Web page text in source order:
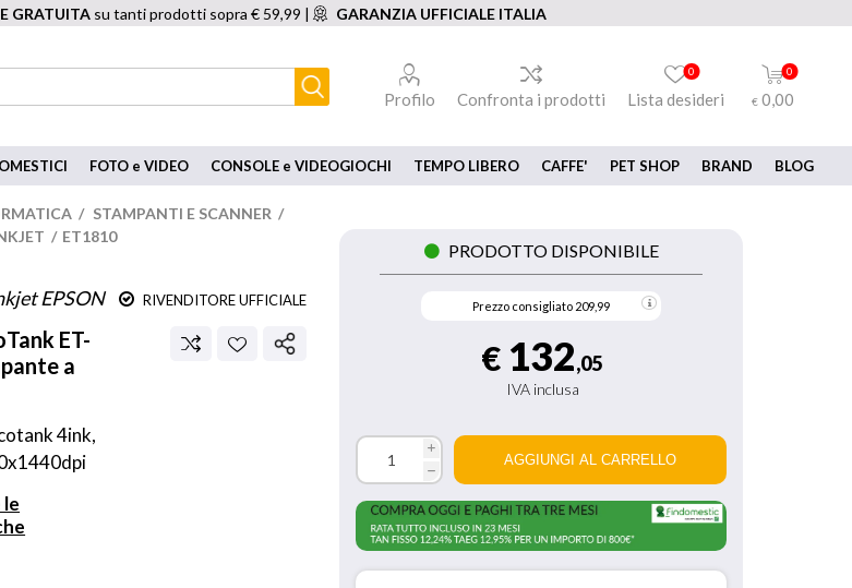
GRATUITA su tanti prodotti sopra € 59,99 | GARANZIA UFFICIALE ITALIA
Profilo Confronta i prodotti Lista desideri
0 0
€ 0,00
FOTO e VIDEO CONSOLE e VIDEOGIOCHI TEMPO LIBERO CAFFE' PET SHOP BRAND BLOG
/ STAMPANTI E SCANNER /
/ ET1810
EPSON RIVENDITORE UFFICIALE
ET-
a
4ink,
PRODOTTO DISPONIBILE
Prezzo consigliato 209,99
€ 132,05
IVA inclusa
i
h